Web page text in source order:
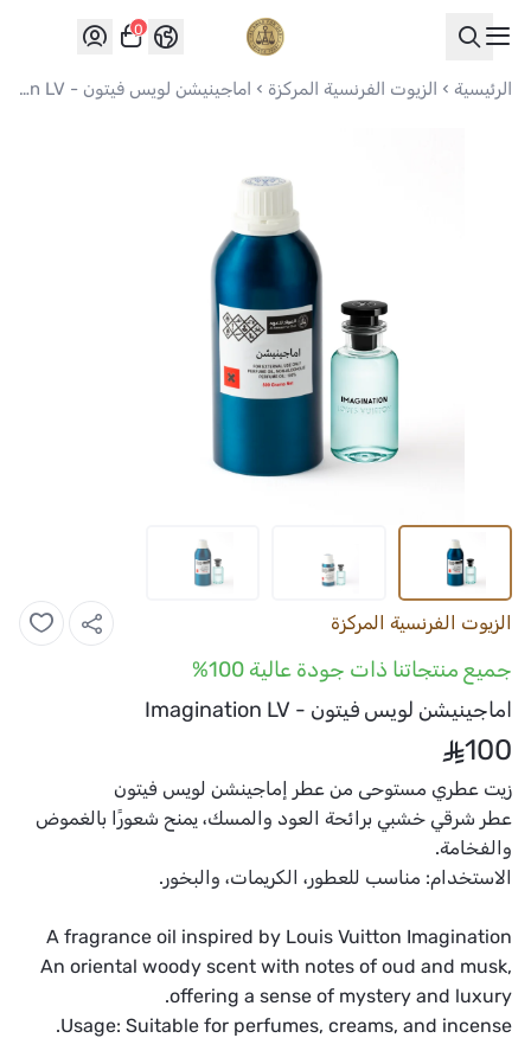
العواد للعود
0
الرئيسية الزيوت الفرنسية المركزة اماجينيشن لويس فيتون - Imagination LV
الزيوت الفرنسية المركزة
جميع منتجاتنا ذات جودة عالية 100%
اماجينيشن لويس فيتون - Imagination LV
100
زيت عطري مستوحى من عطر إماجينشن لويس فيتون
عطر شرقي خشبي برائحة العود والمسك، يمنح شعورًا بالغموض
والفخامة.
الاستخدام: مناسب للعطور، الكريمات، والبخور.
A fragrance oil inspired by Louis Vuitton Imagination
An oriental woody scent with notes of oud and musk,
offering a sense of mystery and luxury.
Usage: Suitable for perfumes, creams, and incense.